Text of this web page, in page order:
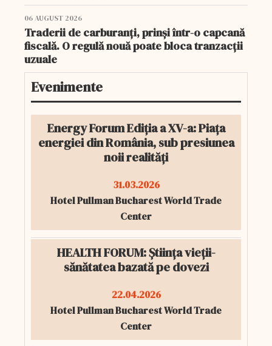
06 AUGUST 2026
Traderii de carburanți, prinși într-o capcană
fiscală. O regulă nouă poate bloca tranzacții
uzuale
Evenimente
Energy Forum Ediția a XV-a: Piața
energiei din România, sub presiunea
noii realități
31.03.2026
Hotel Pullman Bucharest World Trade
Center
HEALTH FORUM: Știința vieții-
sănătatea bazată pe dovezi
22.04.2026
Hotel Pullman Bucharest World Trade
Center